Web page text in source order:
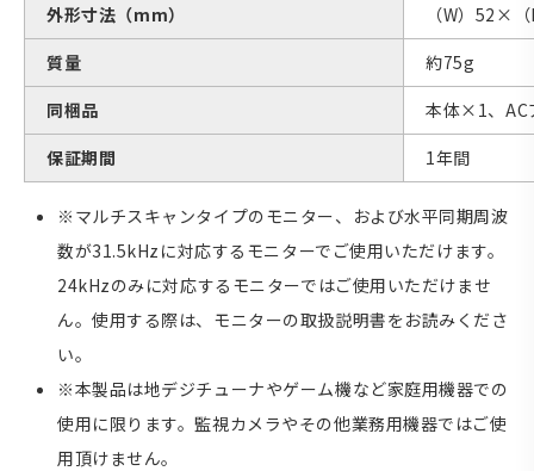
外形寸法（mm）
（W）52×
質量
約75g
同梱品
本体×1、AC
保証期間
1年間
※マルチスキャンタイプのモニター、および水平同期周波
数が31.5kHzに対応するモニターでご使用いただけます。
24kHzのみに対応するモニターではご使用いただけませ
ん。使用する際は、モニターの取扱説明書をお読みくださ
い。
※本製品は地デジチューナやゲーム機など家庭用機器での
使用に限ります。監視カメラやその他業務用機器ではご使
用頂けません。